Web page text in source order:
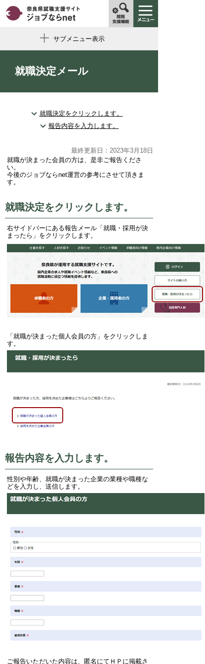
サブメニュー表示
就職決定メール
就職決定をクリックします。
報告内容を入力します。
最終更新日：2023年3月18日
就職が決まった会員の方は、是非ご報告くださ
い。
今後のジョブならnet運営の参考にさせて頂きま
す。
就職決定をクリックします。
右サイドバーにある報告メール「就職・採用が決
まったら」をクリックします。
「就職が決まった個人会員の方」をクリックしま
す。
報告内容を入力します。
性別や年齢、就職が決まった企業の業種や職種な
どを入力し、送信します。
ご報告いただいた内容は、匿名にてＨＰに掲載さ